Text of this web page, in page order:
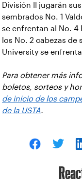
División II jugarán
sembrados No. 1
se enfrentan al No. 4
los No. 2 cabezas
University se
Para obtener más
boletos, sorteos y
de inicio de los
de la USTA.